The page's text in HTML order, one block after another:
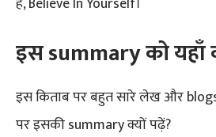
इस summary को यहाँ
इस किताब पर बहुत सारे लेख और
पर इसकी summary क्यों पढ़ें?